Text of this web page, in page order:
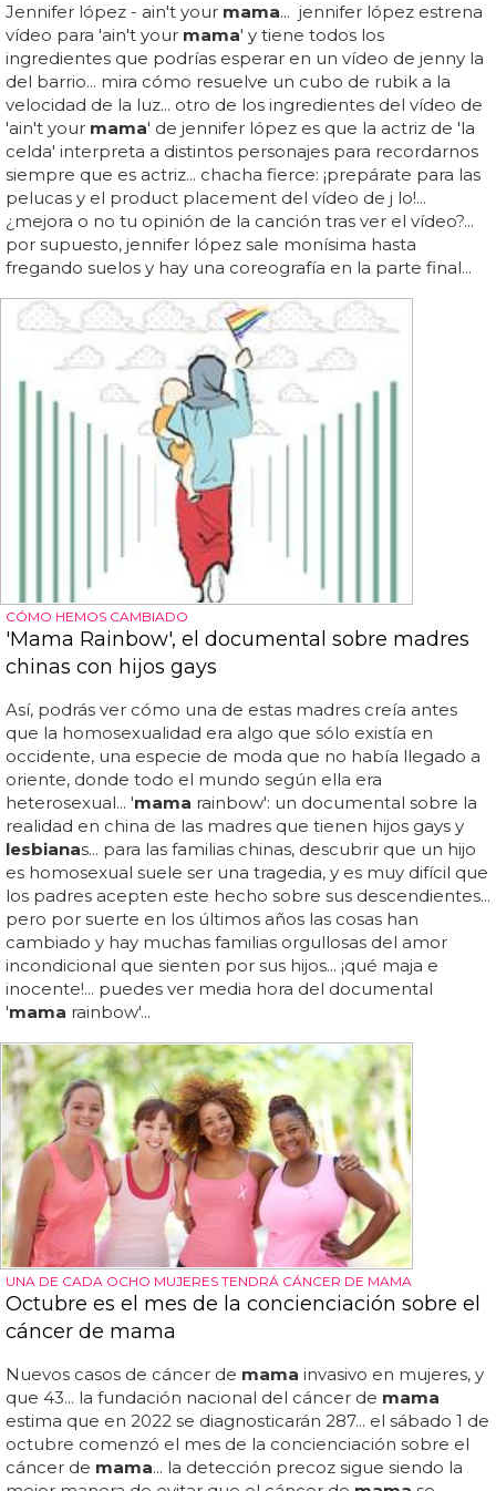
Jennifer lópez - ain't your mama... jennifer lópez estrena
vídeo para 'ain't your mama' y tiene todos los
ingredientes que podrías esperar en un vídeo de jenny la
del barrio... mira cómo resuelve un cubo de rubik a la
velocidad de la luz... otro de los ingredientes del vídeo de
'ain't your mama' de jennifer lópez es que la actriz de 'la
celda' interpreta a distintos personajes para recordarnos
siempre que es actriz... chacha fierce: ¡prepárate para las
pelucas y el product placement del vídeo de j lo!...
¿mejora o no tu opinión de la canción tras ver el vídeo?...
por supuesto, jennifer lópez sale monísima hasta
fregando suelos y hay una coreografía en la parte final...
CÓMO HEMOS CAMBIADO
'Mama Rainbow', el documental sobre madres
chinas con hijos gays
Así, podrás ver cómo una de estas madres creía antes
que la homosexualidad era algo que sólo existía en
occidente, una especie de moda que no había llegado a
oriente, donde todo el mundo según ella era
heterosexual... 'mama rainbow': un documental sobre la
realidad en china de las madres que tienen hijos gays y
lesbianas... para las familias chinas, descubrir que un hijo
es homosexual suele ser una tragedia, y es muy difícil que
los padres acepten este hecho sobre sus descendientes...
pero por suerte en los últimos años las cosas han
cambiado y hay muchas familias orgullosas del amor
incondicional que sienten por sus hijos... ¡qué maja e
inocente!... puedes ver media hora del documental
'mama rainbow'...
UNA DE CADA OCHO MUJERES TENDRÁ CÁNCER DE MAMA
Octubre es el mes de la concienciación sobre el
cáncer de mama
Nuevos casos de cáncer de mama invasivo en mujeres, y
que 43... la fundación nacional del cáncer de mama
estima que en 2022 se diagnosticarán 287... el sábado 1 de
octubre comenzó el mes de la concienciación sobre el
cáncer de mama... la detección precoz sigue siendo la